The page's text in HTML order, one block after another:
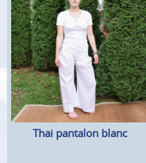
Thai pantalon blanc